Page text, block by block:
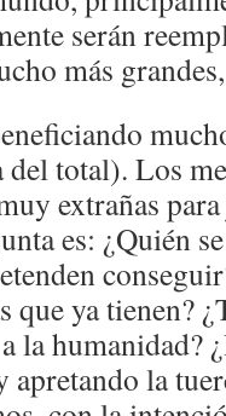
serán
más
del total). Los
extrañas
es: ¿Quién
que ya tienen?
la humanidad?
apretando la